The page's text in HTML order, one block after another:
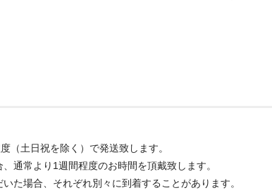
（土日祝を除く）で発送致します。
通常より1週間程度のお時間を頂戴致します。
た場合、それぞれ別々に到着することがあります。